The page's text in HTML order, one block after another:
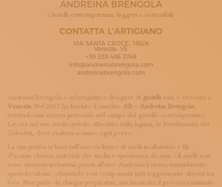
ISCRIVITI ALLA NEWSLETTER
SOSTIENICI
LOGIN
ANDREINA BRENGOLA
Gioielli contemporanei, leggeri e sostenibili
CONTATTA L'ARTIGIANO
VIA SANTA CROCE, 180/A
Venezia, VE
+39 339 496 3749
info@andreinabrengola.com
andreinabrengola.com
Andreina Brengola è un’artigiana e designer di gioielli nata e cresciuta a
Venezia. Nel 2013 ha fondato il marchioAB – Andreina Brengola,
avviando una ricerca personale nel campo del gioiello contemporaneo.
Lavora nel suo studio privato affacciato sulla laguna, in Fondamenta dei
Tolentini, dove realizza a mano ogni pezzo.
La sua pratica si basa sull’uso esclusivo di anelli in alluminio e fili
d’acciaio elastici, materiali che studia e sperimenta da anni. Gli anelli non
sono elementi industriali pronti all’uso: Andreina li ricava manualmente
aprendo catene, ottenendo così componenti tutti leggermente diversi tra
loro. Non parte da disegni preparatori, ma lascia che il processo manuale